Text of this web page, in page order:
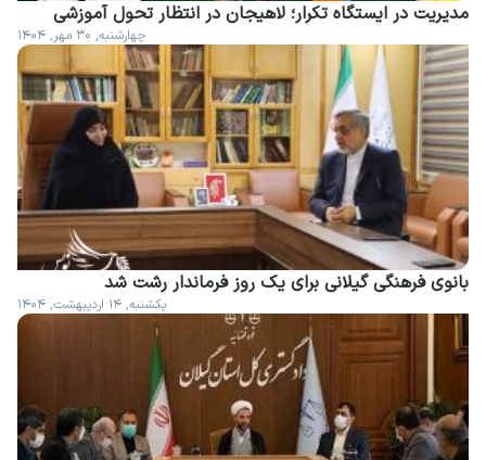
مدیریت در ایستگاه تکرار؛ لاهیجان در انتظار تحول آموزشی
چهارشنبه, ۳۰ مهر, ۱۴۰۴
بانوی فرهنگی گیلانی برای یک روز فرماندار رشت شد
یکشنبه, ۱۴ اردیبهشت, ۱۴۰۴